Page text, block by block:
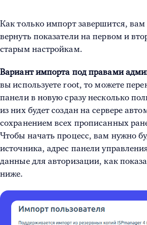
Как только импорт завершится, вам
вернуть показатели на первом и
старым настройкам.
Вариант импорта под правами
вы используете root, то можете
панели в новую сразу несколько
из них будет создан на сервере
сохранением всех прописанных
Чтобы начать процесс, вам нужно
источника, адрес панели
данные для авторизации, как
ниже.